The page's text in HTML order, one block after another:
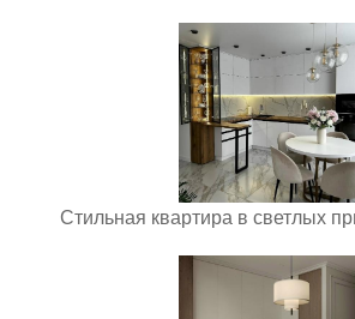
Стильная квартира в светлых